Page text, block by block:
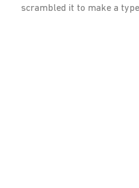
scrambled it to make a